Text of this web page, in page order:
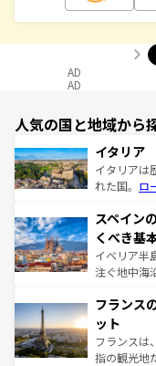
AD
AD
人気の国と地域から
イタリア
イタリアは
れた国。 ロ
ろん、トス
景など、自
ピザやパス
できる。朝
なお、新着
しい。
スペイン
くべき基
イベリア半
注ぐ地中海
文化が根付
れる闘牛、
る。首都マ
アートに溢
フランス
ット
フランスは
指の観光地